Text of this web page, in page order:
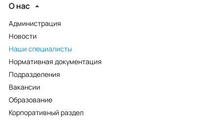
О нас
Администрация
Новости
Наши специалисты
Нормативная документация
Подразделения
Вакансии
Образование
Корпоративный раздел